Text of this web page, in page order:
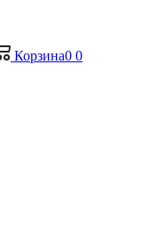
Корзина0 0